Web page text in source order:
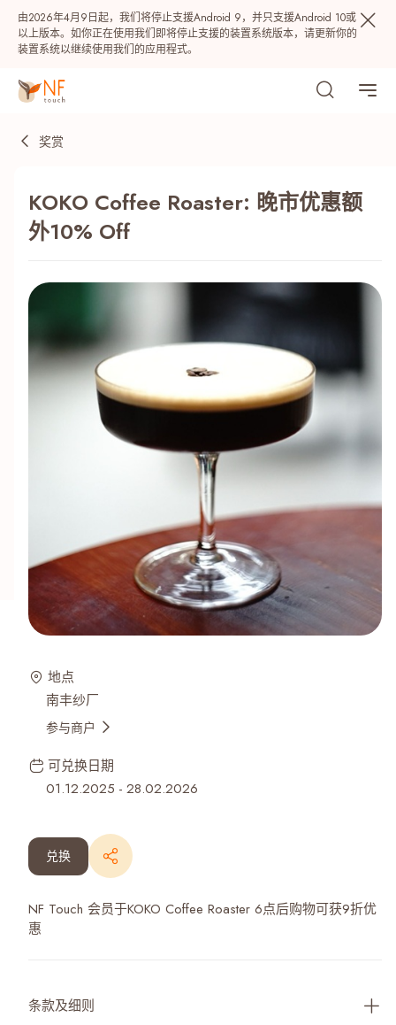
由2026年4月9日起，我们将停止支援Android 9，并只支援Android 10或
以上版本。如你正在使用我们即将停止支援的装置系统版本，请更新你的
装置系统以继续使用我们的应用程式。
最近搜寻纪录
奖赏
KOKO Coffee Roaster: 晚市优惠额
外10% Off
地点
南丰纱厂
参与商户
可兑换日期
01.12.2025 - 28.02.2026
兑换
NF Touch 会员于KOKO Coffee Roaster 6点后购物可获9折优
惠
条款及细则